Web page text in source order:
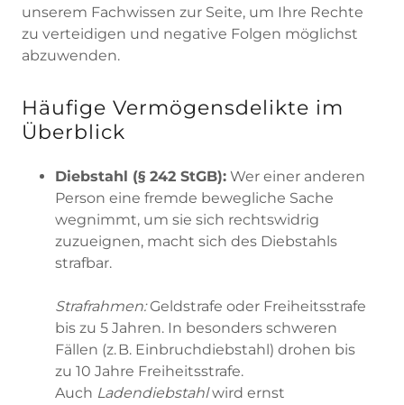
unserem Fachwissen zur Seite, um Ihre Rechte
zu verteidigen und negative Folgen möglichst
abzuwenden.
Häufige Vermögensdelikte im
Überblick
Diebstahl (§ 242 StGB):Wer einer anderen
Person eine fremde bewegliche Sache
wegnimmt, um sie sich rechtswidrig
zuzueignen, macht sich des Diebstahls
strafbar.
Strafrahmen:Geldstrafe oder Freiheitsstrafe
bis zu 5 Jahren. In besonders schweren
Fällen (z. B. Einbruchdiebstahl) drohen bis
zu 10 Jahre Freiheitsstrafe.
Auch Ladendiebstahlwird ernst